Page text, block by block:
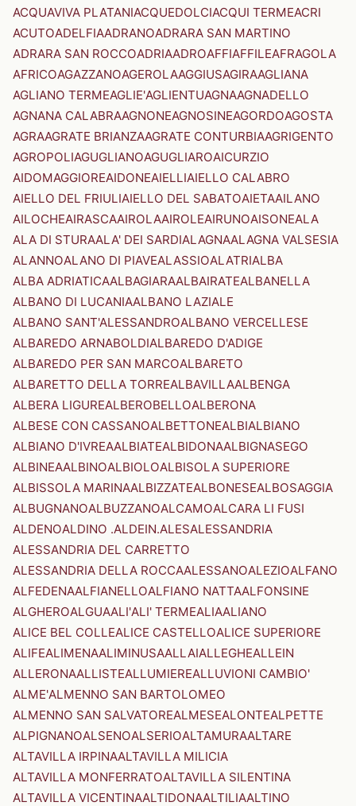
ACQUAVIVA PLATANIACQUEDOLCIACQUI TERMEACRI
ACUTOADELFIAADRANOADRARA SAN MARTINO
ADRARA SAN ROCCOADRIAADROAFFIAFFILEAFRAGOLA
AFRICOAGAZZANOAGEROLAAGGIUSAGIRAAGLIANA
AGLIANO TERMEAGLIE'AGLIENTUAGNAAGNADELLO
AGNANA CALABRAAGNONEAGNOSINEAGORDOAGOSTA
AGRAAGRATE BRIANZAAGRATE CONTURBIAAGRIGENTO
AGROPOLIAGUGLIANOAGUGLIAROAICURZIO
AIDOMAGGIOREAIDONEAIELLIAIELLO CALABRO
AIELLO DEL FRIULIAIELLO DEL SABATOAIETAAILANO
AILOCHEAIRASCAAIROLAAIROLEAIRUNOAISONEALA
ALA DI STURAALA' DEI SARDIALAGNAALAGNA VALSESIA
ALANNOALANO DI PIAVEALASSIOALATRIALBA
ALBA ADRIATICAALBAGIARAALBAIRATEALBANELLA
ALBANO DI LUCANIAALBANO LAZIALE
ALBANO SANT'ALESSANDROALBANO VERCELLESE
ALBAREDO ARNABOLDIALBAREDO D'ADIGE
ALBAREDO PER SAN MARCOALBARETO
ALBARETTO DELLA TORREALBAVILLAALBENGA
ALBERA LIGUREALBEROBELLOALBERONA
ALBESE CON CASSANOALBETTONEALBIALBIANO
ALBIANO D'IVREAALBIATEALBIDONAALBIGNASEGO
ALBINEAALBINOALBIOLOALBISOLA SUPERIORE
ALBISSOLA MARINAALBIZZATEALBONESEALBOSAGGIA
ALBUGNANOALBUZZANOALCAMOALCARA LI FUSI
ALDENOALDINO .ALDEIN.ALESALESSANDRIA
ALESSANDRIA DEL CARRETTO
ALESSANDRIA DELLA ROCCAALESSANOALEZIOALFANO
ALFEDENAALFIANELLOALFIANO NATTAALFONSINE
ALGHEROALGUAALI'ALI' TERMEALIAALIANO
ALICE BEL COLLEALICE CASTELLOALICE SUPERIORE
ALIFEALIMENAALIMINUSAALLAIALLEGHEALLEIN
ALLERONAALLISTEALLUMIEREALLUVIONI CAMBIO'
ALME'ALMENNO SAN BARTOLOMEO
ALMENNO SAN SALVATOREALMESEALONTEALPETTE
ALPIGNANOALSENOALSERIOALTAMURAALTARE
ALTAVILLA IRPINAALTAVILLA MILICIA
ALTAVILLA MONFERRATOALTAVILLA SILENTINA
ALTAVILLA VICENTINAALTIDONAALTILIAALTINO